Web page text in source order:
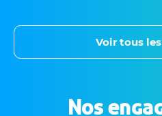
Voir tous
Nos